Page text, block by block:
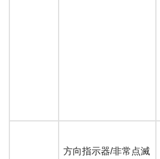
方向指示器/非常点滅